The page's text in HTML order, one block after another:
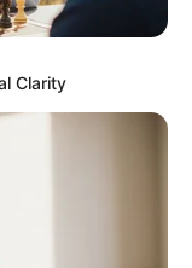
Clarity